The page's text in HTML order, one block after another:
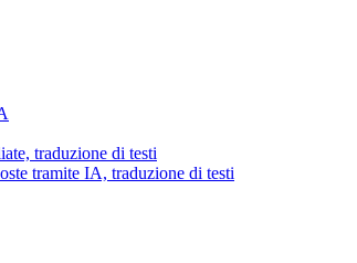
traduzione di testi
tramite IA, traduzione di testi